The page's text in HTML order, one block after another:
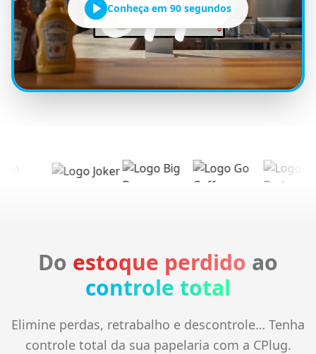
Conheça em 90 segundos
Do estoque perdido ao
controle total
Elimine perdas, retrabalho e descontrole… Tenha
controle total da sua papelaria com a CPlug.